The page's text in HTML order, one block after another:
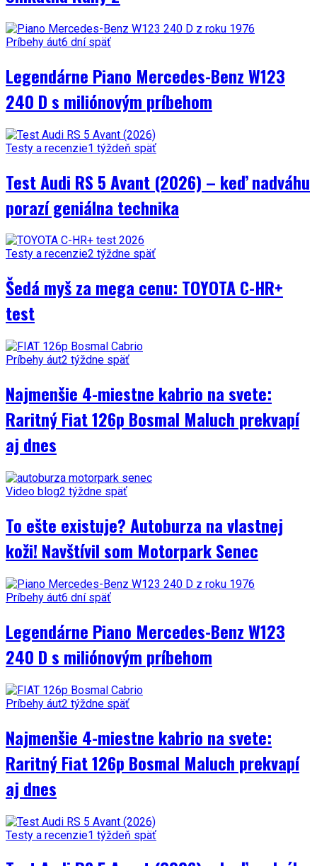
Príbehy áut6 dní späť
Legendárne Piano Mercedes-Benz W123
240 D s miliónovým príbehom
Testy a recenzie1 týždeň späť
Test Audi RS 5 Avant (2026) – keď nadváhu
porazí geniálna technika
Testy a recenzie2 týždne späť
Šedá myš za mega cenu: TOYOTA C-HR+
test
Príbehy áut2 týždne späť
Najmenšie 4-miestne kabrio na svete:
Raritný Fiat 126p Bosmal Maluch prekvapí
aj dnes
Video blog2 týždne späť
To ešte existuje? Autoburza na vlastnej
koži! Navštívil som Motorpark Senec
Príbehy áut6 dní späť
Legendárne Piano Mercedes-Benz W123
240 D s miliónovým príbehom
Príbehy áut2 týždne späť
Najmenšie 4-miestne kabrio na svete:
Raritný Fiat 126p Bosmal Maluch prekvapí
aj dnes
Testy a recenzie1 týždeň späť